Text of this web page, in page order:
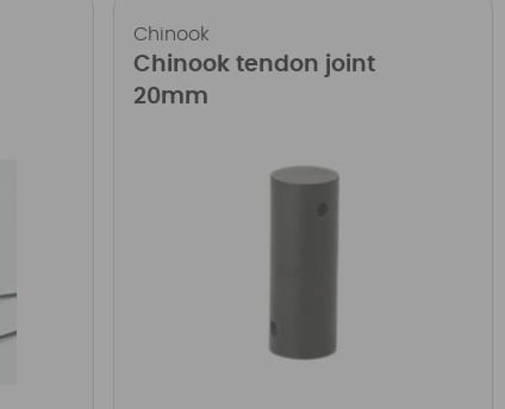
Chinook
Chinook tendon joint
20mm